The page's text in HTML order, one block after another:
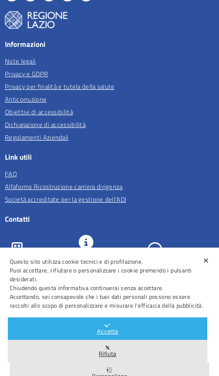
Informazioni
Note legali
Privacy e GDPR
Privacy per finalità e tutela della salute
Anticorruzione
Obiettivi di accessibilità
Dichiarazione di accessibilità
Regolamenti Aziendali
Link utili
FAQ
Alfaforms Ricostruzione carriera dirigenza
Società accreditate per la gestione dell'ADI
Contatti
ASL Roma 5
URP e
Comunicazione
Prenotazioni
Area Riservata
✕
Questo sito utilizza cookie tecnici e di profilazione.
Puoi accettare, rifiutare o personalizzare i cookie premendo i pulsanti
desiderati.
Chiudendo questa informativa continuerai senza accettare.
Accettando, sei consapevole che i tuoi dati personali possono essere
raccolti allo scopo di personalizzare e misurare l'efficacia della pubblicità.
Accetta
Rifiuta